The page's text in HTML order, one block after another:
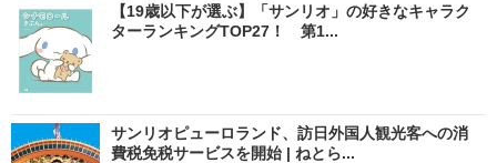
【19歳以下が選ぶ】「サンリオ」の好きなキャラク
ターランキングTOP27！ 第1...
サンリオピューロランド、訪日外国人観光客への消
費税免税サービスを開始 | ねとら...